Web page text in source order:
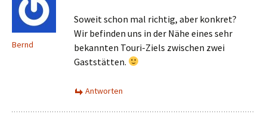
Bernd
Soweit schon mal richtig, aber konkret?
Wir befinden uns in der Nähe eines sehr
bekannten Touri-Ziels zwischen zwei
Gaststätten.
Antworten